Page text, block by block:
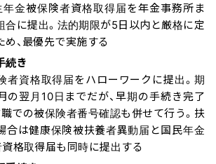
年金被保険者資格取得届を年金事務所ま
合に提出。法的期限が5日以内と厳格に定
、最優先で実施する
続き
者資格取得届をハローワークに提出。期
の翌月10日までだが、早期の手続き完了
職での被保険者番号確認も併せて行う。扶
合は健康保険被扶養者異動届と国民年金
格取得届も同時に提出する